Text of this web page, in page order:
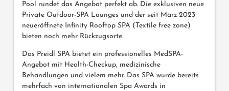
Pool rundet das Angebot perfekt ab. Die exklusiven neue
Private Outdoor-SPA Lounges und der seit März 2023
neueröffnete Infinity Rooftop SPA (Textile free zone)
bieten noch mehr Rückzugsorte.
Das Preidl SPA bietet ein professionelles MedSPA-
Angebot mit Health-Checkup, medizinische
Behandlungen und vielem mehr. Das SPA wurde bereits
mehrfach von internationalen Spa Awards in